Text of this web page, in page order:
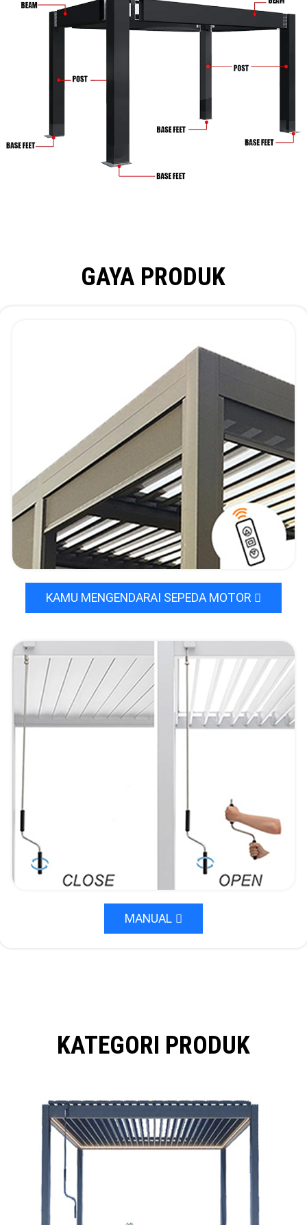
GAYA PRODUK
KAMU MENGENDARAI SEPEDA MOTOR
MANUAL
KATEGORI PRODUK